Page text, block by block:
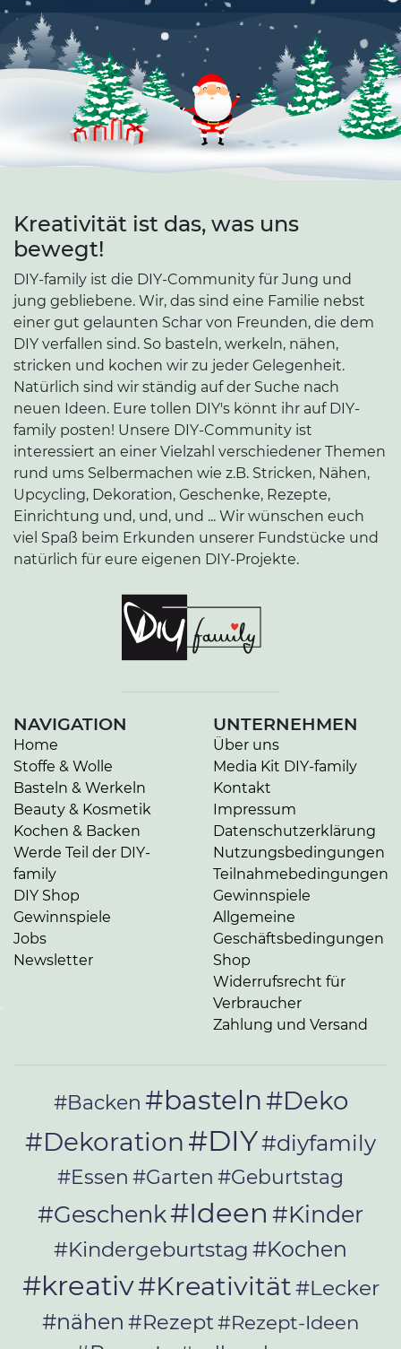
•
•
•
•
•
Kreativität ist das, was uns
bewegt!
DIY-family ist die DIY-Community für Jung und
jung gebliebene. Wir, das sind eine Familie nebst
einer gut gelaunten Schar von Freunden, die dem
DIY verfallen sind. So basteln, werkeln, nähen,
stricken und kochen wir zu jeder Gelegenheit.
Natürlich sind wir ständig auf der Suche nach
neuen Ideen. Eure tollen DIY's könnt ihr auf DIY-
family posten! Unsere DIY-Community ist
interessiert an einer Vielzahl verschiedener Themen
rund ums Selbermachen wie z.B. Stricken, Nähen,
Upcycling, Dekoration, Geschenke, Rezepte,
Einrichtung und, und, und ... Wir wünschen euch
viel Spaß beim Erkunden unserer Fundstücke und
natürlich für eure eigenen DIY-Projekte.
NAVIGATION
Home
Stoffe & Wolle
Basteln & Werkeln
Beauty & Kosmetik
Kochen & Backen
Werde Teil der DIY-
family
DIY Shop
Gewinnspiele
Jobs
Newsletter
UNTERNEHMEN
Über uns
Media Kit DIY-family
Kontakt
Impressum
Datenschutzerklärung
Nutzungsbedingungen
Teilnahmebedingungen
Gewinnspiele
Allgemeine
Geschäftsbedingungen
Shop
Widerrufsrecht für
Verbraucher
Zahlung und Versand
#Backen #basteln#Deko
#Dekoration #DIY#diyfamily
#Essen #Garten #Geburtstag
#Geschenk#Ideen #Kinder
#Kindergeburtstag #Kochen
#kreativ#Kreativität#Lecker
#nähen #Rezept#Rezept-Ideen